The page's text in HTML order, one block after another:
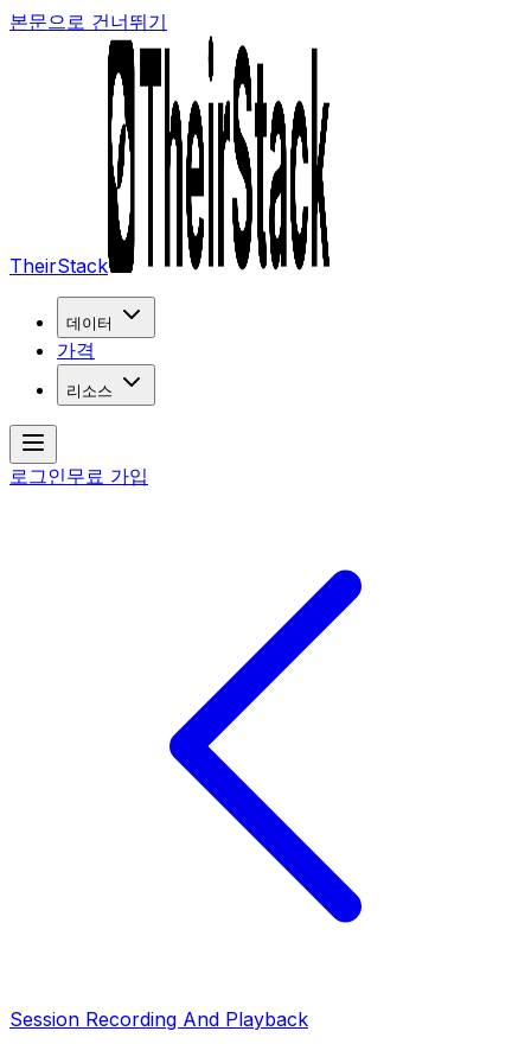
본문으로 건너뛰기
TheirStack
데이터
가격
리소스
로그인무료 가입
Session Recording And Playback